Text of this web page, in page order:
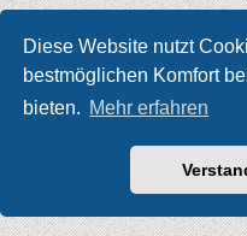
Diese Website nutzt
bestmöglichen Komfort
bieten. Mehr erfahren